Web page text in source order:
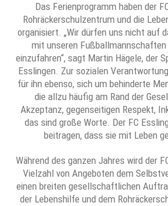
Das Ferienprogramm haben der
Rohräckerschulzentrum und die
organisiert. „Wir dürfen uns nicht auf
mit unseren Fußballmannschaften
einzufahren“, sagt Martin Hägele, der
Esslingen. Zur sozialen
für ihn ebenso, sich um behinderte
die allzu häufig am Rand der
Akzeptanz, gegenseitigen Respekt,
das sind große Worte. Der FC
beitragen, dass sie mit Leben
Während des ganzen Jahres wird der
Vielzahl von Angeboten dem
einen breiten gesellschaftlichen
der Lebenshilfe und dem